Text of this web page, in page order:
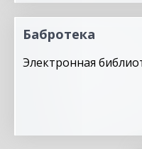
Бабротека
Электронная